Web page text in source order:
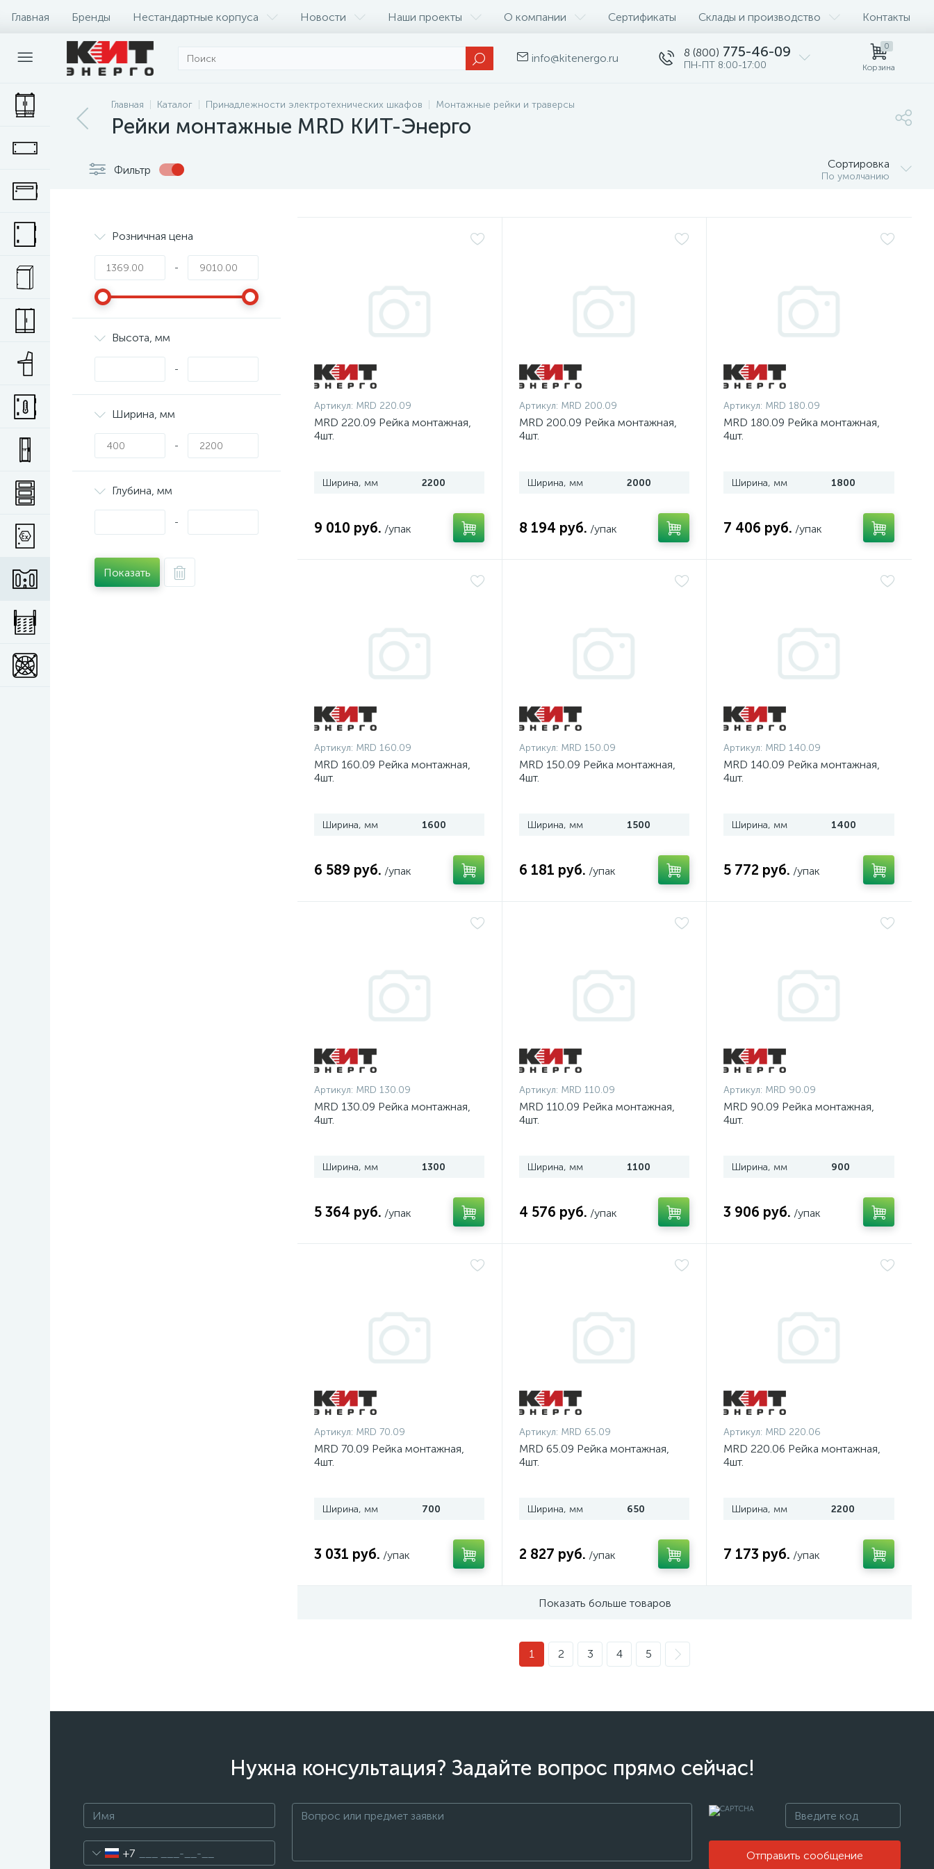
Главная Бренды Нестандартные корпуса Новости Наши проекты О компании Сертификаты Склады и производство Контакты
info@kitenergo.ru 8 (800) 775-46-09
ПН-ПТ 8:00-17:00
0
Корзина
Главная Каталог Принадлежности электротехнических шкафов Монтажные рейки и траверсы
Рейки монтажные MRD КИТ-Энерго
Фильтр Сортировка
По умолчанию
Розничная цена
-
Высота, мм
-
Ширина, мм
-
Глубина, мм
-
Показать
Артикул: MRD 220.09
MRD 220.09 Рейка монтажная,
4шт.
Ширина, мм 2200
9 010 руб. /упак
Артикул: MRD 200.09
MRD 200.09 Рейка монтажная,
4шт.
Ширина, мм 2000
8 194 руб. /упак
Артикул: MRD 180.09
MRD 180.09 Рейка монтажная,
4шт.
Ширина, мм 1800
7 406 руб. /упак
Артикул: MRD 160.09
MRD 160.09 Рейка монтажная,
4шт.
Ширина, мм 1600
6 589 руб. /упак
Артикул: MRD 150.09
MRD 150.09 Рейка монтажная,
4шт.
Ширина, мм 1500
6 181 руб. /упак
Артикул: MRD 140.09
MRD 140.09 Рейка монтажная,
4шт.
Ширина, мм 1400
5 772 руб. /упак
Артикул: MRD 130.09
MRD 130.09 Рейка монтажная,
4шт.
Ширина, мм 1300
5 364 руб. /упак
Артикул: MRD 110.09
MRD 110.09 Рейка монтажная,
4шт.
Ширина, мм 1100
4 576 руб. /упак
Артикул: MRD 90.09
MRD 90.09 Рейка монтажная,
4шт.
Ширина, мм 900
3 906 руб. /упак
Артикул: MRD 70.09
MRD 70.09 Рейка монтажная,
4шт.
Ширина, мм 700
3 031 руб. /упак
Артикул: MRD 65.09
MRD 65.09 Рейка монтажная,
4шт.
Ширина, мм 650
2 827 руб. /упак
Артикул: MRD 220.06
MRD 220.06 Рейка монтажная,
4шт.
Ширина, мм 2200
7 173 руб. /упак
Показать больше товаров
1 2 3 4 5
Нужна консультация? Задайте вопрос прямо сейчас!
+7 Отправить сообщение